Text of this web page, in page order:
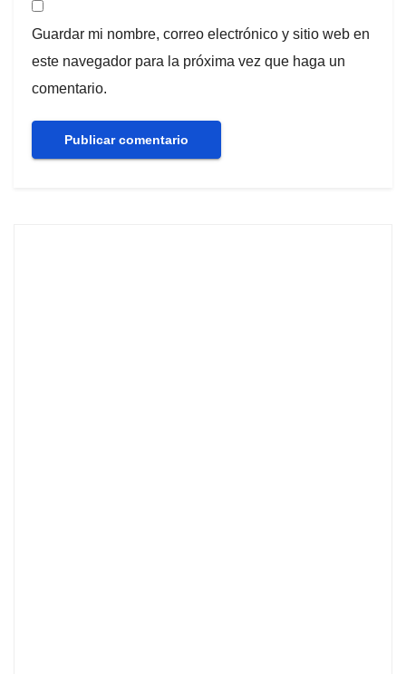
Guardar mi nombre, correo electrónico y sitio web en
este navegador para la próxima vez que haga un
comentario.